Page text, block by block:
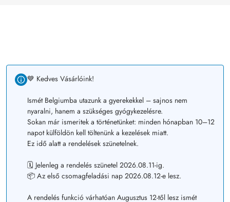
💙 Kedves Vásárlóink!
Ismét Belgiumba utazunk a gyerekekkel – sajnos nem
nyaralni, hanem a szükséges gyógykezelésre.
Sokan már ismeritek a történetünket: minden hónapban 10–12
napot külföldön kell töltenünk a kezelések miatt.
Ez idő alatt a rendelések szünetelnek.
🗓️ Jelenleg a rendelés szünetel 2026.08.11-ig.
📦 Az első csomagfeladási nap 2026.08.12-e lesz.
A rendelés funkció várhatóan Augusztus 12-től lesz ismét